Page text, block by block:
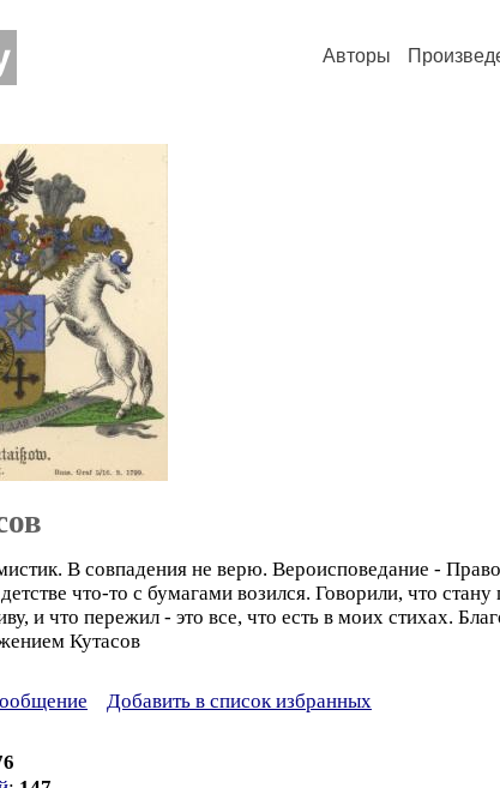
Авторы
В совпадения не верю. Вероисповедание -
что-то с бумагами возился. Говорили, что
и что пережил - это все, что есть в моих стихах.
Кутасов
Добавить в список избранных